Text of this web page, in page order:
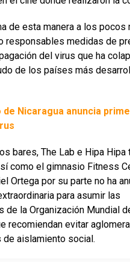
de esta manera a los pocos
responsables medidas de
del virus que ha
de los países más
de Nicaragua anuncia
bares, The Lab e Hipa Hipa
como el gimnasio Fitness
Ortega por su parte no ha
para asumir las
de la Organización Mundial
recomiendan evitar
de aislamiento social.